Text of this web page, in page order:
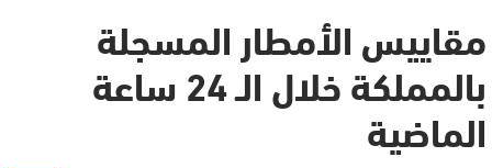
مقاييس الأمطار المسجلة
بالمملكة خلال الـ 24 ساعة
الماضية